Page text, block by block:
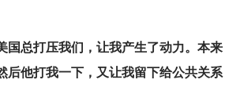
国总打压我们，让我产生了动力。本来
后他打我一下，又让我留下给公共关系